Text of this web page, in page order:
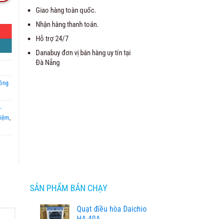
,
Giao hàng toàn quốc.
Nhận hàng thanh toán.
Hỗ trợ 24/7
Danabuy đơn vị bán hàng uy tín tại
Đà Nẵng
SẢN PHẨM BÁN CHẠY
Quạt điều hòa Daichio